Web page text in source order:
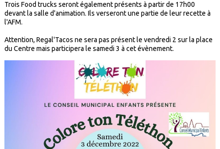
Trois Food trucks seront également présents à partir de 17h00
devant la salle d'animation. Ils verseront une partie de leur recette à
l'AFM.
Attention, Regal'Tacos ne sera pas présent le vendredi 2 sur la place
du Centre mais participera le samedi 3 à cet évènement.